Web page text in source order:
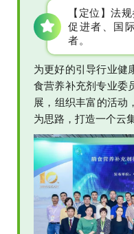
【定位】法
促进者、国
者。
为更好的引导行业健
食营养补充剂专业委
展，组织丰富的活动
为思路，打造一个云